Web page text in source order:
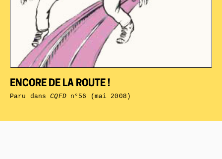
ENCORE DE LA ROUTE !
Paru dansCQFDn°56 (mai 2008)